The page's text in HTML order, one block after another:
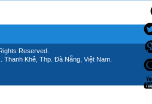
Reserved.
Khê, Thp. Đà Nẵng, Việt Nam.